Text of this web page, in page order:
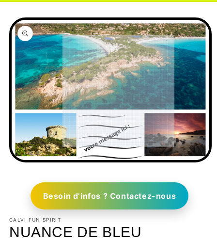
Besoin d’infos ? Contactez-nous
CALVI FUN SPIRIT
NUANCE DE BLEU